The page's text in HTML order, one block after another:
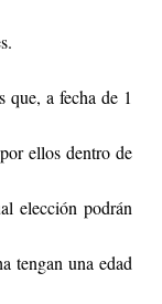
que, a fecha de 1
ellos dentro de
elección podrán
tengan una edad